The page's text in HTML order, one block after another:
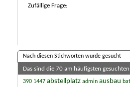
Zufällige Frage:
Nach diesen Stichworten wurde gesucht
Das sind die 70 am häufigsten
390 1447 abstellplatz admin ausbau